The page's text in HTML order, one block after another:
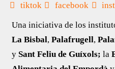
tiktok facebook
Una iniciativa de los
La Bisbal,Palafrugell,
y Sant Feliu de Guíxols;la